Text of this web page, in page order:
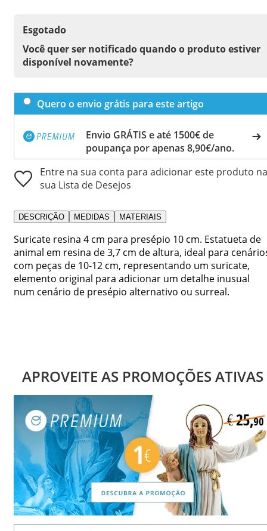
Esgotado
Você quer ser notificado quando o produto estiver
disponível novamente?
Quero o envio grátis para este artigo
Envio GRÁTIS e até 1500€ de
poupança por apenas 8,90€/ano.
Entre na sua conta para adicionar este produto na
sua Lista de Desejos
DESCRIÇÃO MEDIDAS MATERIAIS
Suricate resina 4 cm para presépio 10 cm. Estatueta de
animal em resina de 3,7 cm de altura, ideal para
com peças de 10-12 cm, representando um suricate,
elemento original para adicionar um detalhe inusual
num cenário de presépio alternativo ou surreal.
APROVEITE AS PROMOÇÕES ATIVAS